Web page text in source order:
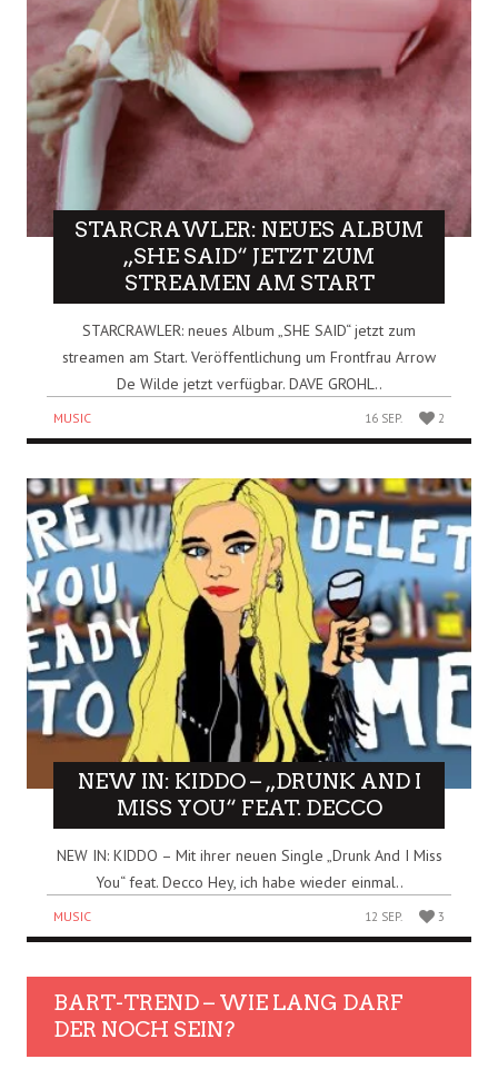
STARCRAWLER: NEUES ALBUM
„SHE SAID“ JETZT ZUM
STREAMEN AM START
STARCRAWLER: neues Album „SHE SAID“ jetzt zum
streamen am Start. Veröffentlichung um Frontfrau Arrow
De Wilde jetzt verfügbar. DAVE GROHL..
MUSIC 16 SEP. 2
NEW IN: KIDDO – „DRUNK AND I
MISS YOU“ FEAT. DECCO
NEW IN: KIDDO – Mit ihrer neuen Single „Drunk And I Miss
You“ feat. Decco Hey, ich habe wieder einmal..
MUSIC 12 SEP. 3
BART-TREND – WIE LANG DARF
DER NOCH SEIN?